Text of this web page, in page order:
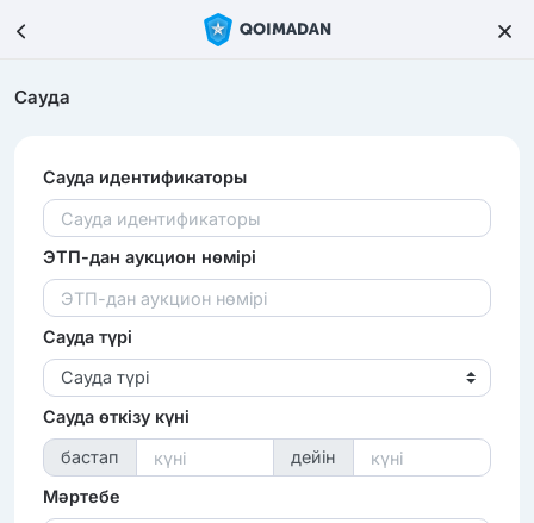
Сауда
Сауда идентификаторы
ЭТП-дан аукцион нөмірі
Сауда түрі
Сауда түрі
Сауда өткізу күні
бастап
дейін
Мәртебе